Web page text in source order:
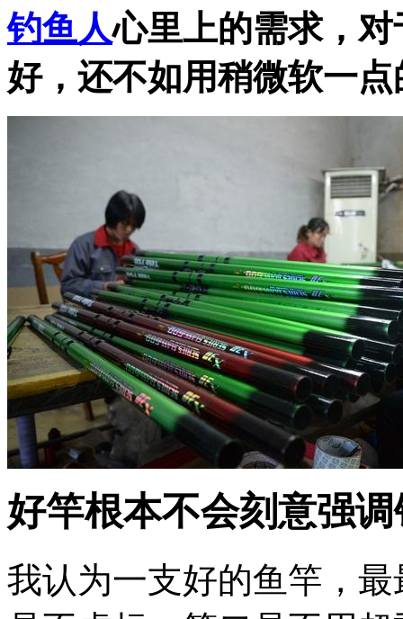
钓鱼人心里上的需求，
好，还不如用稍微软一
好竿根本不会刻意强
我认为一支好的鱼竿，